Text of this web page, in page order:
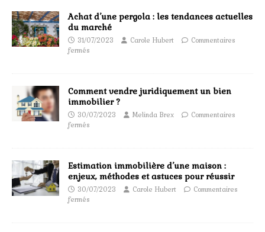
Achat d’une pergola : les tendances actuelles
du marché
31/07/2023 Carole Hubert
Commentaires
fermés
Comment vendre juridiquement un bien
immobilier ?
30/07/2023 Melinda Brex
Commentaires
fermés
Estimation immobilière d’une maison :
enjeux, méthodes et astuces pour réussir
30/07/2023 Carole Hubert
Commentaires
fermés